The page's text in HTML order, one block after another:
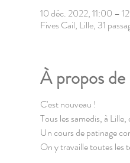
10 déc. 2022, 11:00 –
Fives Cail, Lille, 31
À propos
C'est nouveau !
Tous les samedis, à
Un cours de patinage
On y travaille toutes les